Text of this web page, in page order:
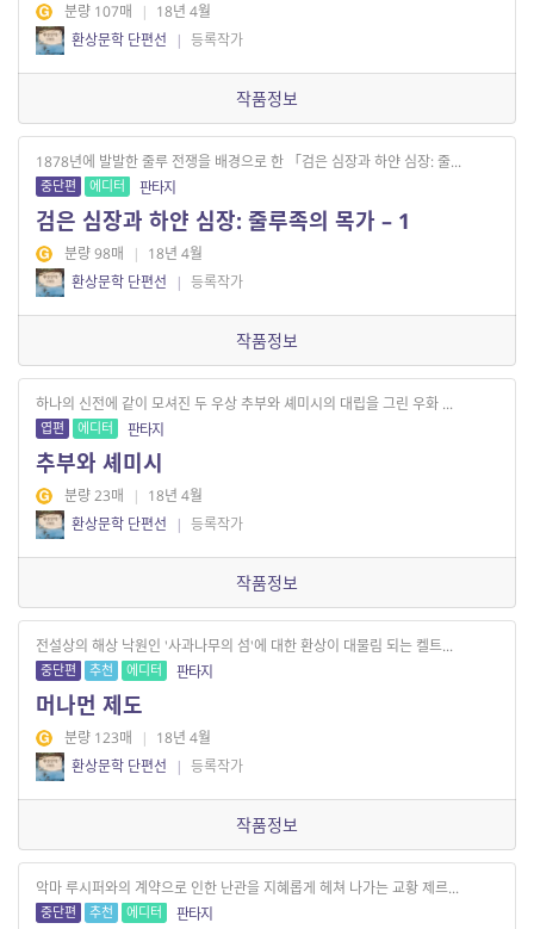
분량 107매 | 18년 4월
환상문학 단편선
| 등록작가
작품정보
1878년에 발발한 줄루 전쟁을 배경으로 한 「검은 심장과 하얀 심장: 줄...
중단편 에디터 판타지
검은 심장과 하얀 심장: 줄루족의 목가 – 1
분량 98매 | 18년 4월
환상문학 단편선
| 등록작가
작품정보
하나의 신전에 같이 모셔진 두 우상 추부와 셰미시의 대립을 그린 우화 ...
엽편 에디터 판타지
추부와 셰미시
분량 23매 | 18년 4월
환상문학 단편선
| 등록작가
작품정보
전설상의 해상 낙원인 '사과나무의 섬'에 대한 환상이 대물림 되는 켈트...
중단편 추천 에디터 판타지
머나먼 제도
분량 123매 | 18년 4월
환상문학 단편선
| 등록작가
작품정보
악마 루시퍼와의 계약으로 인한 난관을 지혜롭게 헤쳐 나가는 교황 제르...
중단편 추천 에디터 판타지